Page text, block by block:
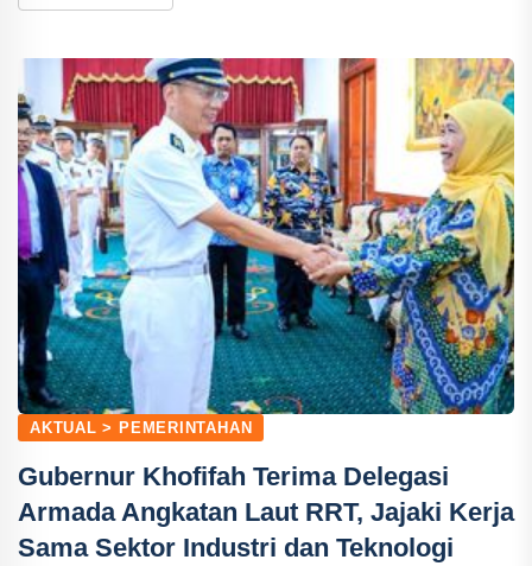
AKTUAL > PEMERINTAHAN
Gubernur Khofifah Terima Delegasi
Armada Angkatan Laut RRT, Jajaki Kerja
Sama Sektor Industri dan Teknologi